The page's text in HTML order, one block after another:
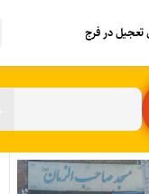
در فرج